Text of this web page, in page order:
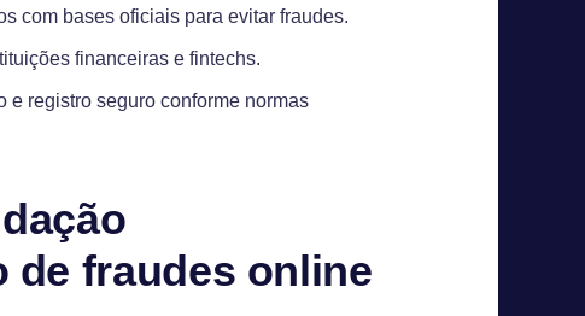
com bases oficiais para evitar fraudes.
financeiras e fintechs.
e registro seguro conforme normas
de fraudes online